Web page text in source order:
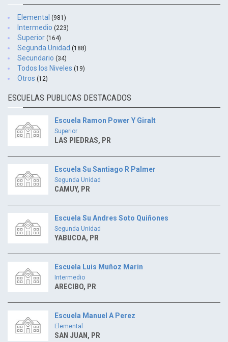
Elemental (981)
Intermedio (223)
Superior (164)
Segunda Unidad (188)
Secundario (34)
Todos los Niveles (19)
Otros (12)
ESCUELAS PUBLICAS DESTACADOS
Escuela Ramon Power Y Giralt
Superior
LAS PIEDRAS, PR
Escuela Su Santiago R Palmer
Segunda Unidad
CAMUY, PR
Escuela Su Andres Soto Quiñones
Segunda Unidad
YABUCOA, PR
Escuela Luis Muñoz Marin
Intermedio
ARECIBO, PR
Escuela Manuel A Perez
Elemental
SAN JUAN, PR